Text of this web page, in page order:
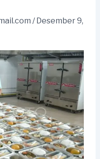
/ Desember 9,